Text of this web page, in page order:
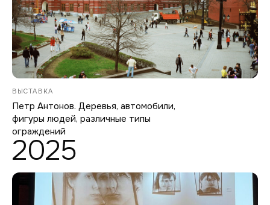
ВЫСТАВКА
Петр Антонов. Деревья, автомобили,
фигуры людей, различные типы
ограждений
2025